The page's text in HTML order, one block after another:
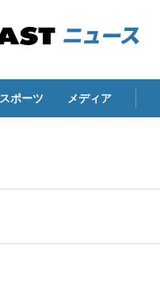
スポーツ メディア